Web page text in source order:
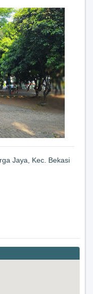
Jaya, Kec. Bekasi